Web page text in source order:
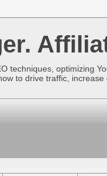
techniques, optimizing
to drive traffic,